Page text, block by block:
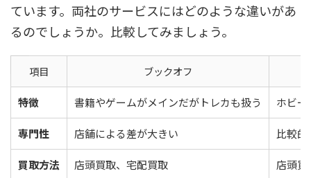
ています。両社のサービスにはどのような違いがあ
るのでしょうか。比較してみましょう。
項目 ブックオフ
特徴 書籍やゲームがメインだがトレカも扱う ホビ
専門性 店舗による差が大きい 比較
買取方法 店頭買取、宅配買取 店頭